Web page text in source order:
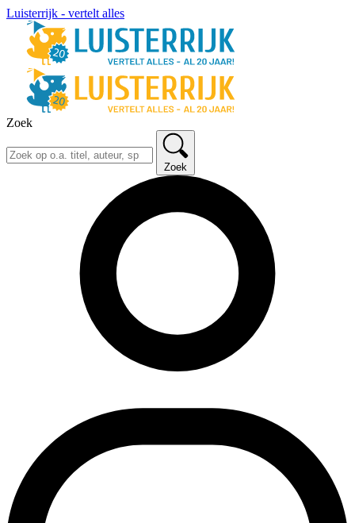
Luisterrijk - vertelt alles
Zoek
Zoek